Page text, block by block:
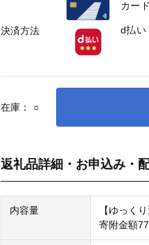
在庫： ○
返礼品詳細・お申込み・
内容量
【ゆっく
寄附金額
決済方法
カード
d払い